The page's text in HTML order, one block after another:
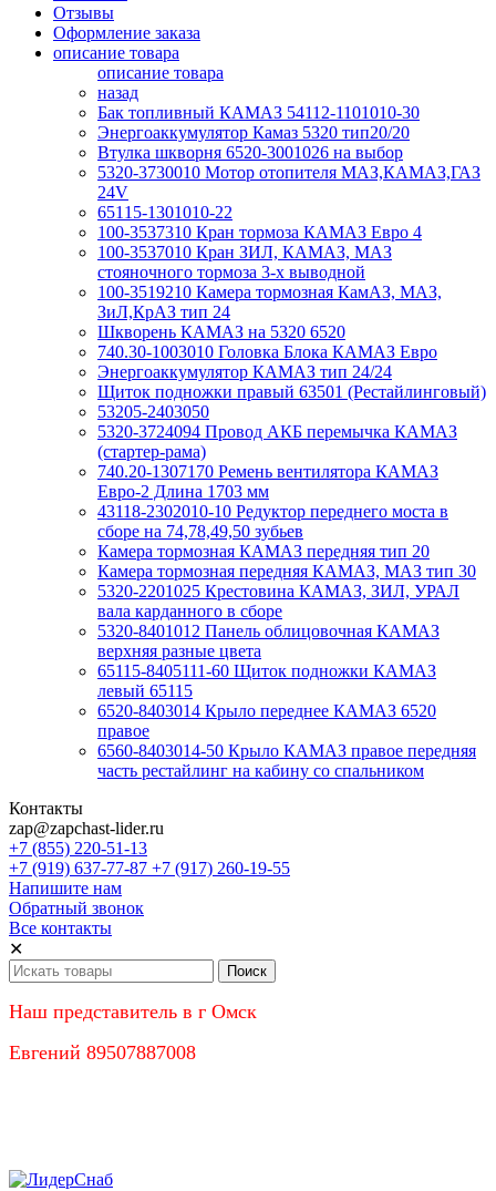
Отзывы
Оформление заказа
описание товара
описание товара
назад
Бак топливный КАМАЗ 54112-1101010-30
Энергоаккумулятор Камаз 5320 тип20/20
Втулка шкворня 6520-3001026 на выбор
5320-3730010 Мотор отопителя МАЗ,КАМАЗ,ГАЗ
24V
65115-1301010-22
100-3537310 Кран тормоза КАМАЗ Евро 4
100-3537010 Кран ЗИЛ, КАМАЗ, МАЗ
стояночного тормоза 3-х выводной
100-3519210 Камера тормозная КамАЗ, МАЗ,
ЗиЛ,КрАЗ тип 24
Шкворень КАМАЗ на 5320 6520
740.30-1003010 Головка Блока КАМАЗ Евро
Энергоаккумулятор КАМАЗ тип 24/24
Щиток подножки правый 63501 (Рестайлинговый)
53205-2403050
5320-3724094 Провод АКБ перемычка КАМАЗ
(стартер-рама)
740.20-1307170 Ремень вентилятора КАМАЗ
Евро-2 Длина 1703 мм
43118-2302010-10 Редуктор переднего моста в
сборе на 74,78,49,50 зубьев
Камера тормозная КАМАЗ передняя тип 20
Камера тормозная передняя КАМАЗ, МАЗ тип 30
5320-2201025 Крестовина КАМАЗ, ЗИЛ, УРАЛ
вала карданного в сборе
5320-8401012 Панель облицовочная КАМАЗ
верхняя разные цвета
65115-8405111-60 Щиток подножки КАМАЗ
левый 65115
6520-8403014 Крыло переднее КАМАЗ 6520
правое
6560-8403014-50 Крыло КАМАЗ правое передняя
часть рестайлинг на кабину со спальником
Контакты
zap@zapchast-lider.ru
+7 (855) 220-51-13
+7 (919) 637-77-87 +7 (917) 260-19-55
Напишите нам
Обратный звонок
Все контакты
✕
Наш представитель в г Омск
Евгений 89507887008